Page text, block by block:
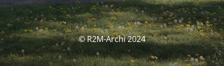
© R2M-Archi 2024